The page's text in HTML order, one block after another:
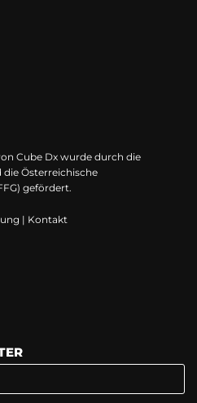
Cube Dx wurde durch die
die Österreichische
gefördert.
| Kontakt